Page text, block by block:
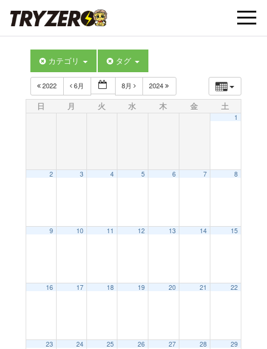
t
カテゴリ タグ
2022 6月 8月 2024
日 月 火 水 木 金 土
1
2 3 4 5 6 7 8
9 10 11 12 13 14 15
16 17 18 19 20 21 22
23 24 25 26 27 28 29